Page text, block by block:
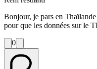
Bonjour, je pars en
pour que les données sur le
0